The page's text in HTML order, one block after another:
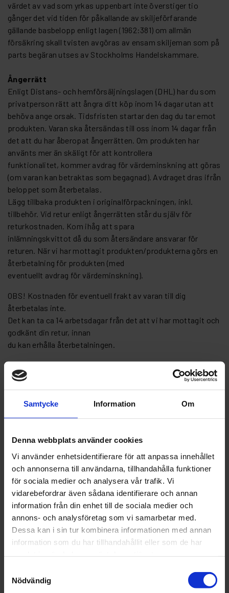
Samtycke Information Om
Denna webbplats använder cookies
Vi använder enhetsidentifierare för att anpassa innehållet
och annonserna till användarna, tillhandahålla funktioner
för sociala medier och analysera vår trafik. Vi
vidarebefordrar även sådana identifierare och annan
information från din enhet till de sociala medier och
annons- och analysföretag som vi samarbetar med.
Dessa kan i sin tur kombinera informationen med annan
information som du har tillhandahållit eller som de har
Nödvändig
värdet av vad som yrkas uppenbart inte överstiger tio
gånger det vid tiden för påkallande av skiljeförfarande
gällande basbelopp enligt lagen (1962:381) om allmän
försäkring skall tvisten avgöras av ensam skiljeman som på
parts begäran utses av Stockholms Handelskammare.
Ångerrätt
Enligt Distans- och hemförsäljningslagen (DHL) har du som
privatperson rätt att ångra ditt köp inom 14 dagar utan att
behöva ange orsak. Tidsfristen startar den dag du tar emot
produkten. Varan ska återsändas till oss inom 14 dagar från
det att du har åberopat ångerrätten. Om produkten har
använts mer än skäligt för att kontrollera
funktionalitet, kommer avdrag för värdeminskning att göras
(om varan kan betraktas som begagnad). Avdraget dras ifrån
beloppet som återbetalas.
Lägg tillbaka produkten i originalförpackningen, inkl.
tillbehör. Vid retur enligt ångerrätten står du själv för
returkostnaden. Kom ihåg att spara
inlämningskvittot då du som återsändare ansvarar för
returen. När vi har mottagit produkten/produkterna görs en
återbetalning för produkten (med
eventuellt avdrag för värdeminskning).
OBS! Kostnaden för eventuell frakt av varan till dig
återbetalas inte.
Det kan ta ca 14 arbetsdagar från det att vi har mottagit och
godkänt din retur, innan
du kan erhålla återbetalningen.
Returer skickas till:
Amax Färgprodukter AB
Södra Obbolavägen 37 91342 OBBOLA
OBS! Vi tar inte emot paket som skickas mot
postförskott eller som rekommenderat.
Undantag från ångerrätten:
Ångerrätten gäller inte för varor som på grund av sin
beskaffenhet inte kan
återlämnas tex. Mixad färg / kulör eller som snabbt kan
försämras eller bli för gamla. Ångerrätten gäller inte för en
tjänst där fullgörandet har påbörjats med konsumentens
samtycke under ångerfristen. Ångerrätten gäller inte för
företag/näringsidkare.
gällande lagstiftning. Vissa produkter har dessutom